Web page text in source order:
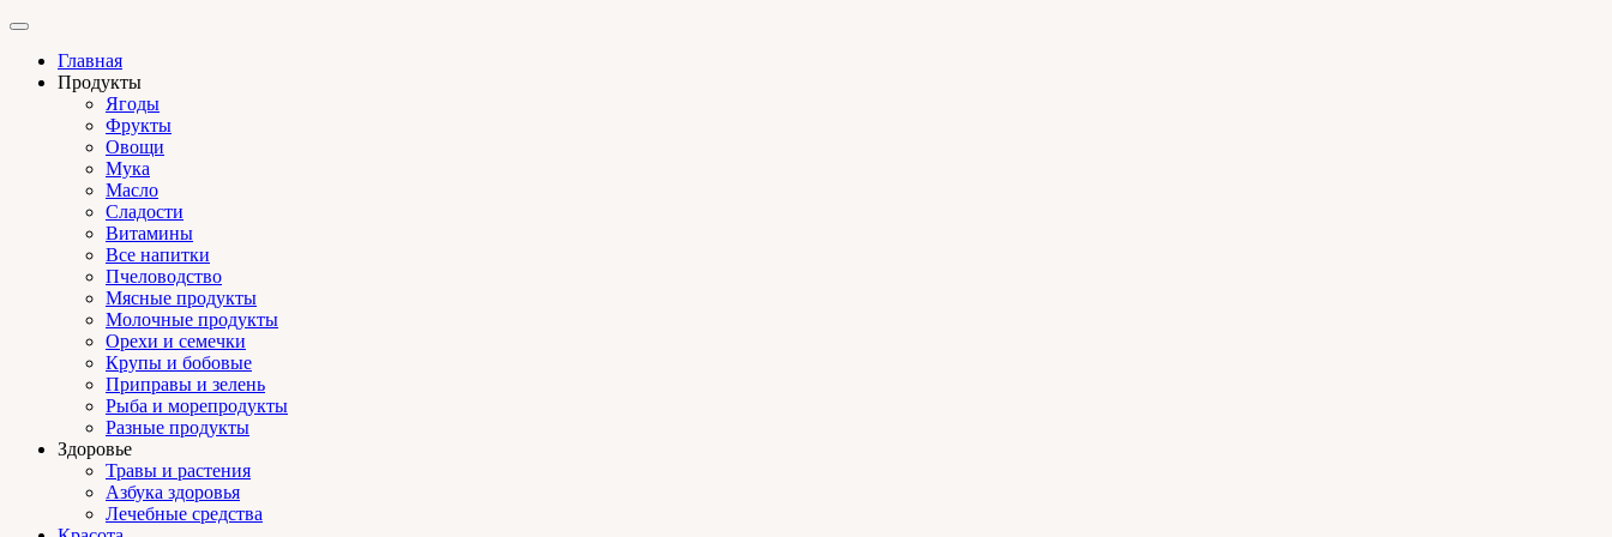
Главная
Продукты
Ягоды
Фрукты
Овощи
Мука
Масло
Сладости
Витамины
Все напитки
Пчеловодство
Мясные продукты
Молочные продукты
Орехи и семечки
Крупы и бобовые
Приправы и зелень
Рыба и морепродукты
Разные продукты
Здоровье
Травы и растения
Азбука здоровья
Лечебные средства